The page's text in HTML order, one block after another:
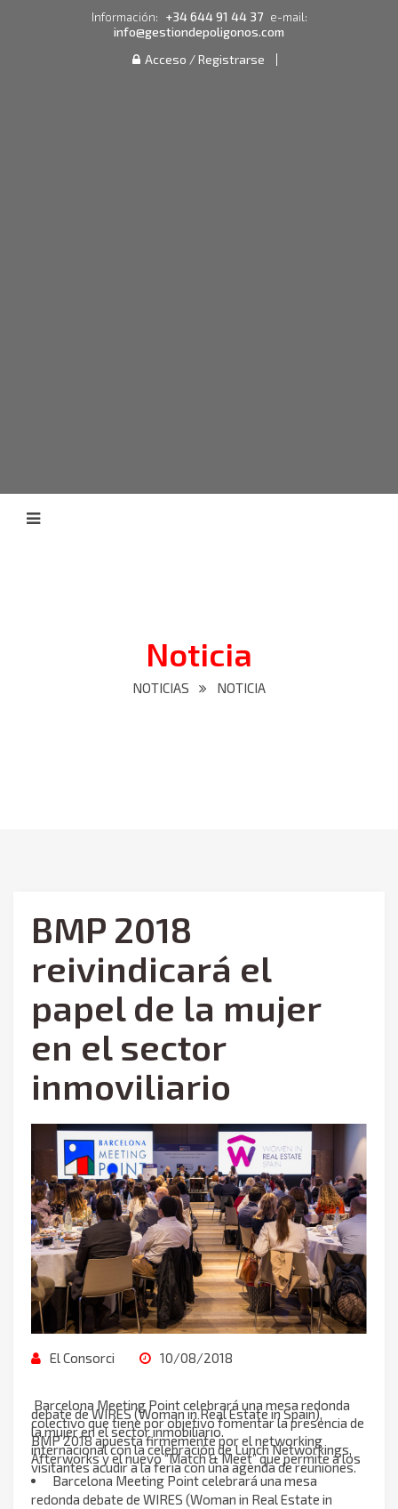
Información: +34 644 91 44 37 e-mail:
info@gestiondepoligonos.com
Acceso / Registrarse
Noticia
NOTICIAS NOTICIA
BMP 2018
reivindicará el
papel de la mujer
en el sector
inmoviliario
El Consorci 10/08/2018
Barcelona Meeting Point celebrará una mesa redonda
debate de WIRES (Woman in Real Estate in Spain),
colectivo que tiene por objetivo fomentar la presencia de
la mujer en el sector inmobiliario.
BMP 2018 apuesta firmemente por el networking
internacional con la celebración de Lunch Networkings,
Afterworks y el nuevo “Match & Meet” que permite a los
visitantes acudir a la feria con una agenda de reuniones.
Barcelona Meeting Point celebrará una mesa
redonda debate de WIRES (Woman in Real Estate in